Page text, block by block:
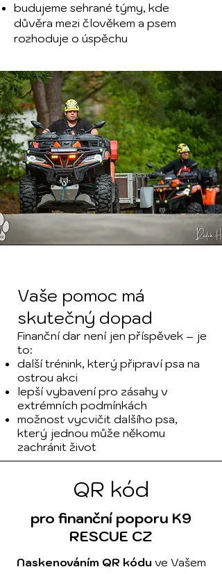
budujeme sehrané týmy, kde
důvěra mezi člověkem a psem
rozhoduje o úspěchu
Vaše pomoc má
skutečný dopad
Finanční dar není jen příspěvek – je
to:
další trénink, který připraví psa na
ostrou akci
lepší vybavení pro zásahy v
extrémních podmínkách
možnost vycvičit dalšího psa,
který jednou může někomu
zachránit život
QR kód
pro finanční poporu K9
RESCUE CZ
Naskenováním QR kóduve Vašem